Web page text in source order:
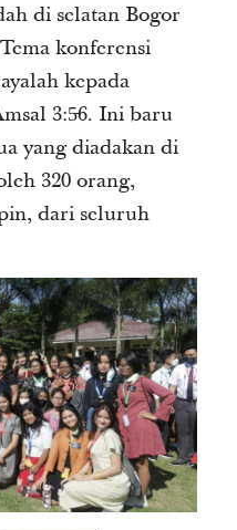
di selatan Bogor
konferensi
kepada
3:5̵6. Ini baru
yang diadakan di
320 orang,
dari seluruh